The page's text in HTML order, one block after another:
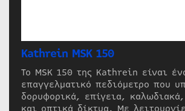
Kathrein MSK 150
Το MSK 150 της Kathrein είναι
επαγγελματικό πεδιόμετρο που
δορυφορικά, επίγεια,